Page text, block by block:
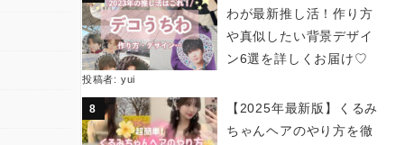
わが最新推し活！作り方
や真似したい背景デザイ
ン6選を詳しくお届け♡
投稿者: yui
【2025年最新版】くるみ
ちゃんヘアのやり方を徹